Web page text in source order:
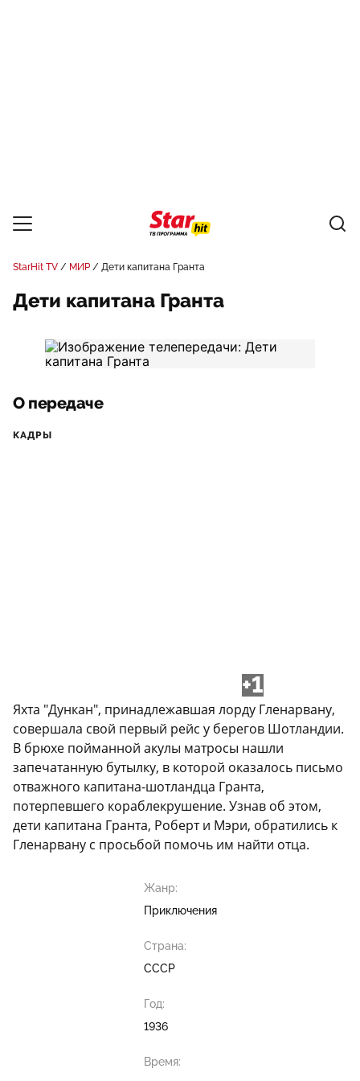
StarHit TV МИР Дети капитана Гранта
Дети капитана Гранта
О передаче
КАДРЫ
+1
Яхта "Дункан", принадлежавшая лорду Гленарвану,
совершала свой первый рейс у берегов Шотландии.
В брюхе пойманной акулы матросы нашли
запечатанную бутылку, в которой оказалось письмо
отважного капитана-шотландца Гранта,
потерпевшего кораблекрушение. Узнав об этом,
дети капитана Гранта, Роберт и Мэри, обратились к
Гленарвану с просьбой помочь им найти отца.
Жанр:
Приключения
Страна:
СССР
Год:
1936
Время: